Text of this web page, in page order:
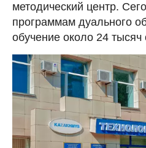
методический центр.
программам дуального
обучение около 24 тысяч